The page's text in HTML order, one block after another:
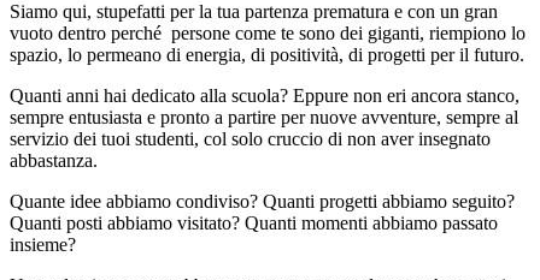
Siamo qui, stupefatti per la tua partenza prematura e con un gran
vuoto dentro perché persone come te sono dei giganti, riempiono lo
spazio, lo permeano di energia, di positività, di progetti per il futuro.
Quanti anni hai dedicato alla scuola? Eppure non eri ancora stanco,
sempre entusiasta e pronto a partire per nuove avventure, sempre al
servizio dei tuoi studenti, col solo cruccio di non aver insegnato
abbastanza.
Quante idee abbiamo condiviso? Quanti progetti abbiamo seguito?
Quanti posti abbiamo visitato? Quanti momenti abbiamo passato
insieme?